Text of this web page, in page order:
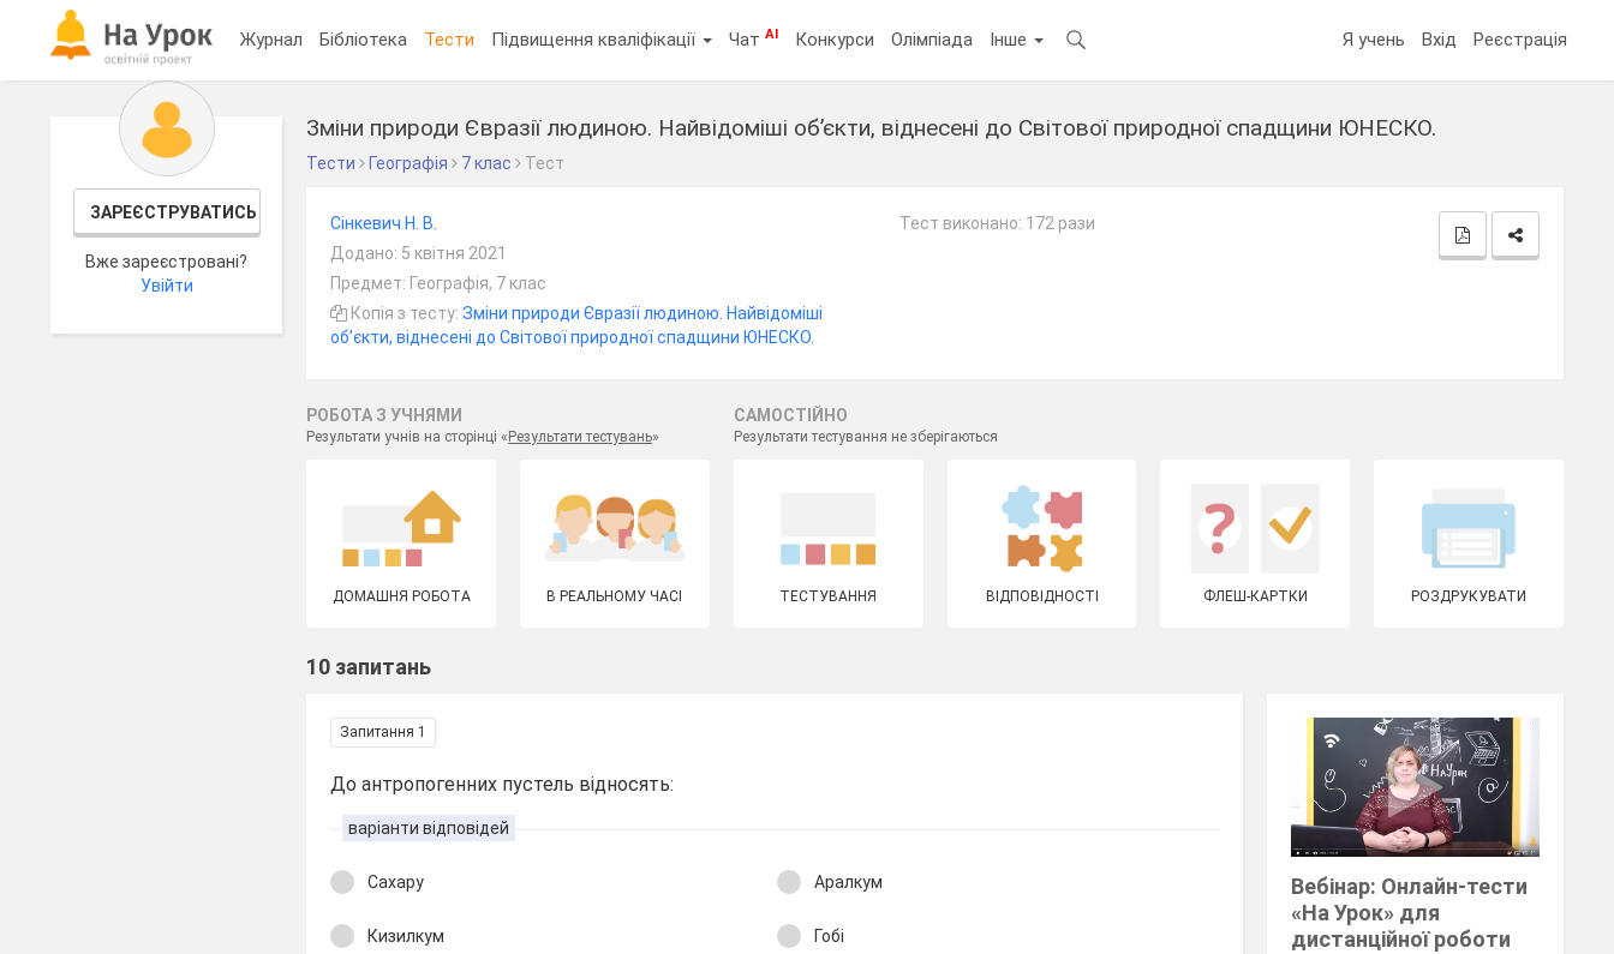
Журнал Бібліотека Тести Підвищення кваліфікації ЧатAI Конкурси Олімпіада Інше Я учень Вхід Реєстрація
ЗАРЕЄСТРУВАТИСЬ
Вже зареєстровані?
Увійти
Зміни природи Євразії людиною. Найвідоміші об’єкти, віднесені до Світової природної спадщини ЮНЕСКО.
Тести Географія 7 клас Тест
Сінкевич Н. В.
Додано: 5 квітня 2021
Предмет: Географія, 7 клас
Копія з тесту:Зміни природи Євразії людиною. Найвідоміші
об’єкти, віднесені до Світової природної спадщини ЮНЕСКО.
Тест виконано: 172 рази
РОБОТА З УЧНЯМИ
Результати учнів на сторінці « Результати тестувань»
САМОСТІЙНО
Результати тестування не зберігаються
ДОМАШНЯ РОБОТА В РЕАЛЬНОМУ ЧАСІ ТЕСТУВАННЯ ВІДПОВІДНОСТІ ФЛЕШ-КАРТКИ РОЗДРУКУВАТИ
10 запитань
Запитання 1
До антропогенних пустель відносять:
варіанти відповідей
Сахару Аралкум
Кизилкум Гобі
Вебінар: Онлайн-тести
«На Урок» для
дистанційної роботи